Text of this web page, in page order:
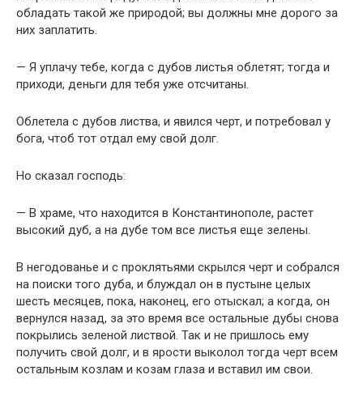
обладать такой же природой; вы должны мне дорого за
них заплатить.
— Я уплачу тебе, когда с дубов листья облетят; тогда и
приходи, деньги для тебя уже отсчитаны.
Облетела с дубов листва, и явился черт, и потребовал у
бога, чтоб тот отдал ему свой долг.
Но сказал господь:
— В храме, что находится в Константинополе, растет
высокий дуб, а на дубе том все листья еще зелены.
В негодованье и с проклятьями скрылся черт и собрался
на поиски того дуба, и блуждал он в пустыне целых
шесть месяцев, пока, наконец, его отыскал; а когда, он
вернулся назад, за это время все остальные дубы снова
покрылись зеленой листвой. Так и не пришлось ему
получить свой долг, и в ярости выколол тогда черт всем
остальным козлам и козам глаза и вставил им свои.